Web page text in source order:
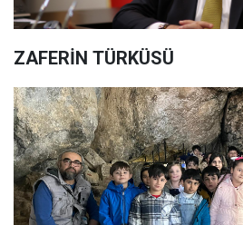
ZAFERİN TÜRKÜSÜ